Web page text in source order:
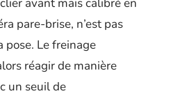
avant mais calibré en
pare-brise, n’est pas
pose. Le freinage
réagir de manière
un seuil de